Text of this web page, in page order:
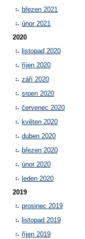
březen 2021
únor 2021
2020
listopad 2020
říjen 2020
září 2020
srpen 2020
červenec 2020
květen 2020
duben 2020
březen 2020
únor 2020
leden 2020
2019
prosinec 2019
listopad 2019
říjen 2019